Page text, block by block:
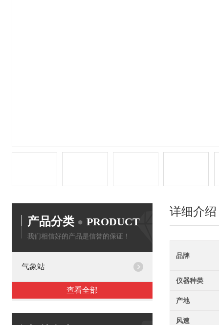
产品分类 PRODUCT
我们相信好的产品是信誉的保证！
气象站
查看全部
详细介绍
品牌
仪器种类
产地
风速